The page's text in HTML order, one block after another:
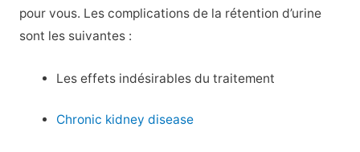
pour vous. Les complications de la rétention d’urine
sont les suivantes :
Les effets indésirables du traitement
Chronic kidney disease